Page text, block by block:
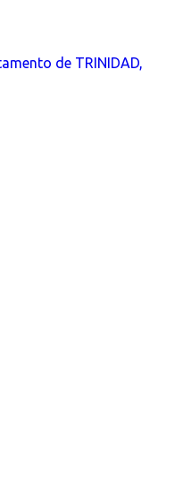
de TRINIDAD,